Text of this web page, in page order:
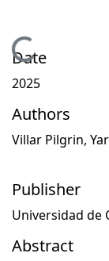
Loading...
Date
2025
Authors
Villar Pilgrin,
Publisher
Universidad de
Abstract